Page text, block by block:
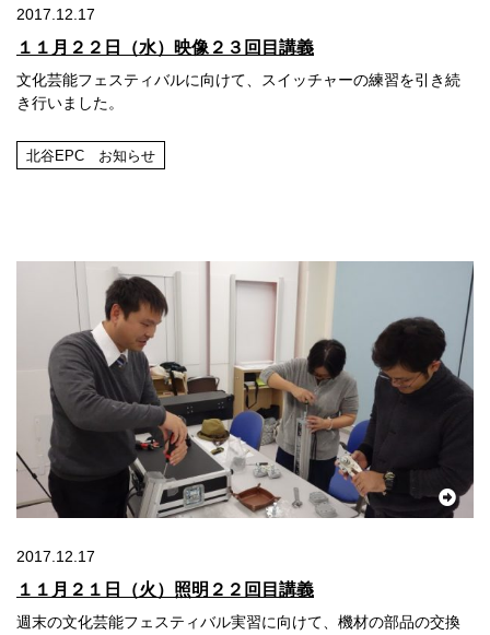
2017.12.17
１１月２２日（水）映像２３回目講義
文化芸能フェスティバルに向けて、スイッチャーの練習を引き続
き行いました。
北谷EPC お知らせ
2017.12.17
１１月２１日（火）照明２２回目講義
週末の文化芸能フェスティバル実習に向けて、機材の部品の交換